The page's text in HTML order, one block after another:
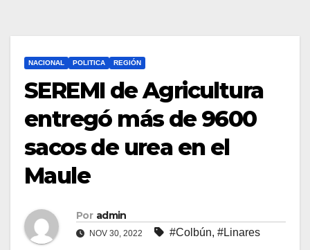
NACIONAL POLITICA REGIÓN
SEREMI de Agricultura
entregó más de 9600
sacos de urea en el
Maule
Por admin
NOV 30, 2022 #Colbún, #Linares